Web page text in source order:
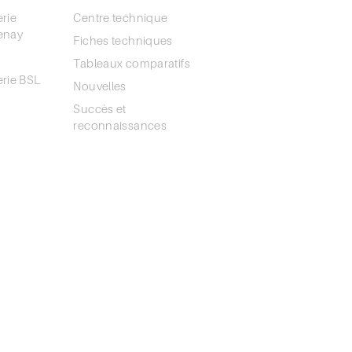
BSL
Centre technique
Fiches techniques
Tableaux comparatifs
Nouvelles
Succès et
reconnaissances